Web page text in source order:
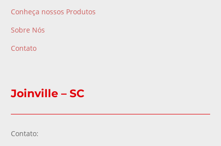
Conheça nossos Produtos
Sobre Nós
Contato
Joinville – SC
Contato: